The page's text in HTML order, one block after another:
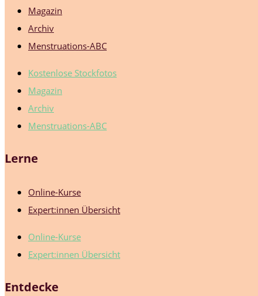
Magazin
Archiv
Menstruations-ABC
Kostenlose Stockfotos
Magazin
Archiv
Menstruations-ABC
Lerne
Online-Kurse
Expert:innen Übersicht
Online-Kurse
Expert:innen Übersicht
Entdecke